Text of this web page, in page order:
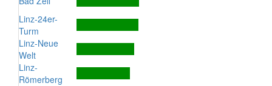
Linz-24er-
Turm
Linz-Neue
Welt
Linz-
Römerberg